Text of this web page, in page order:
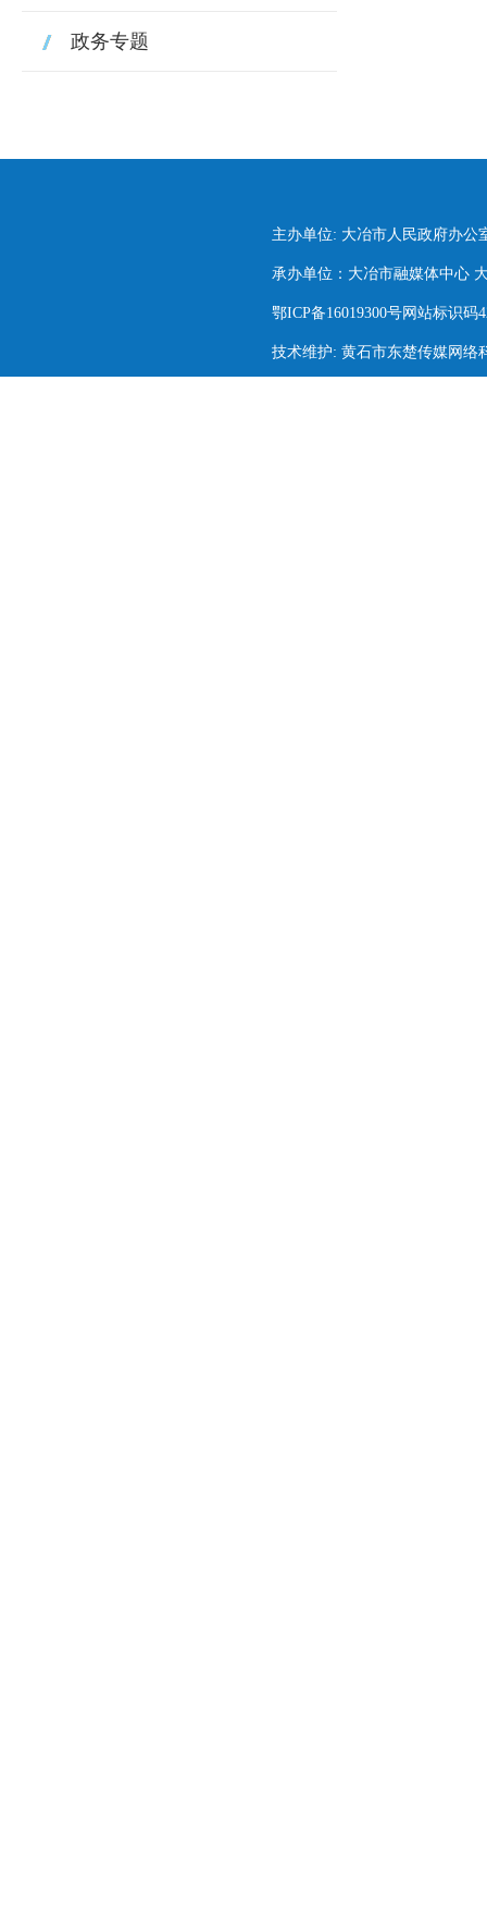
政务专题
主办单位: 大冶市人民政府办公
承办单位：大冶市融媒体中心
鄂ICP备16019300号网站标识码
技术维护: 黄石市东楚传媒网络